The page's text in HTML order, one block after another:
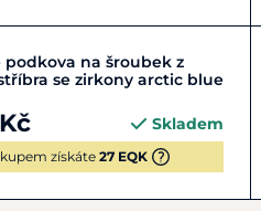
Do košíku
podkova na šroubek z
se zirkony arctic blue
Skladem
získáte27 EQK